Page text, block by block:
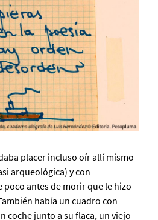
placer incluso oír allí mismo
arqueológica) y con
poco antes de morir que le hizo
había un cuadro con
coche junto a su flaca, un viejo